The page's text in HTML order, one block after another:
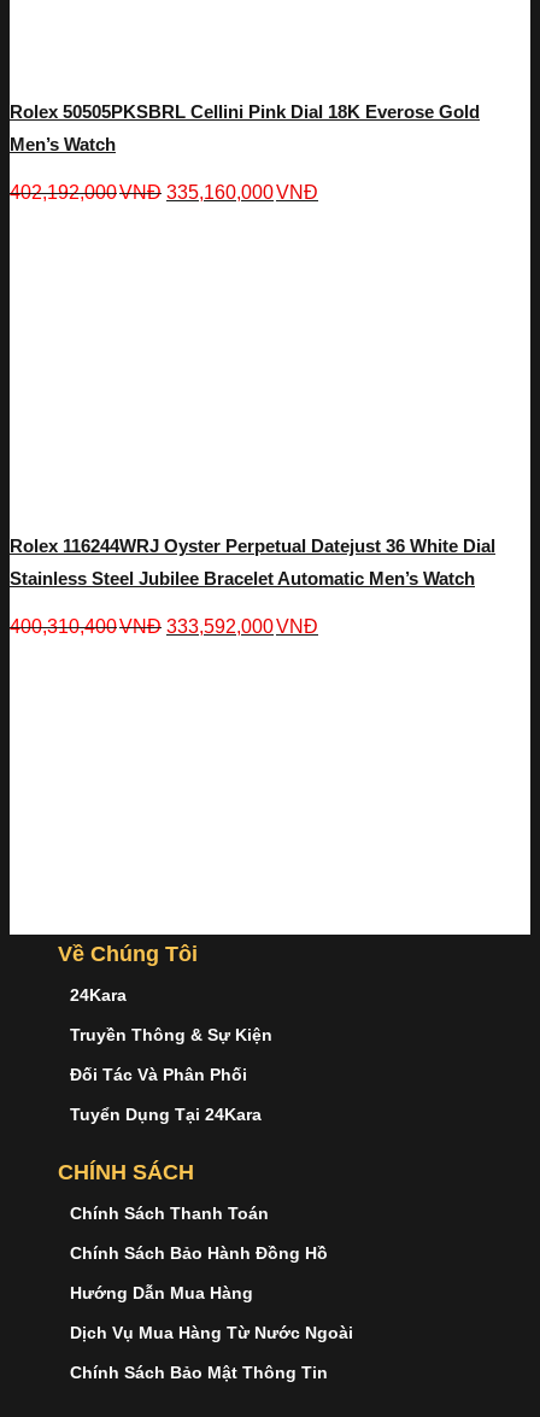
Rolex 50505PKSBRL Cellini Pink Dial 18K Everose Gold
Men’s Watch
402,192,000VNĐ 335,160,000VNĐ
Rolex 116244WRJ Oyster Perpetual Datejust 36 White Dial
Stainless Steel Jubilee Bracelet Automatic Men’s Watch
400,310,400VNĐ 333,592,000VNĐ
Về Chúng Tôi
24Kara
Truyền Thông & Sự Kiện
Đối Tác Và Phân Phối
Tuyển Dụng Tại 24Kara
CHÍNH SÁCH
Chính Sách Thanh Toán
Chính Sách Bảo Hành Đồng Hồ
Hướng Dẫn Mua Hàng
Dịch Vụ Mua Hàng Từ Nước Ngoài
Chính Sách Bảo Mật Thông Tin